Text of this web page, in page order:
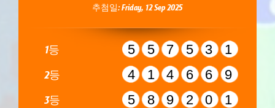
추첨일: Friday, 12 Sep 2025
1등 557531
2등 414669
3등 589201